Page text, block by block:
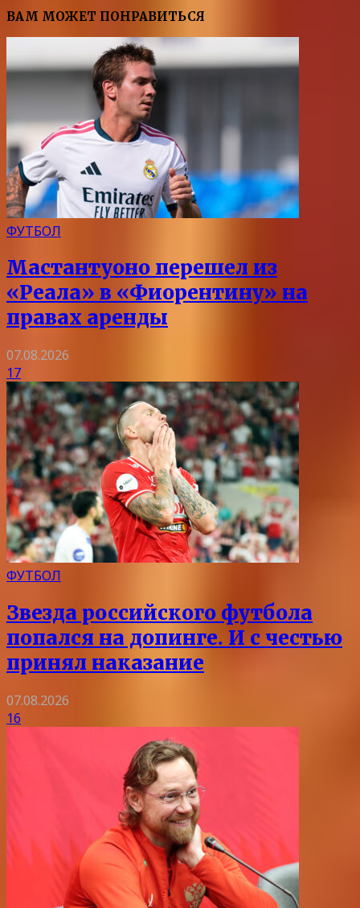
ВАМ МОЖЕТ ПОНРАВИТЬСЯ
ФУТБОЛ
Мастантуоно перешел из
«Реала» в «Фиорентину» на
правах аренды
07.08.2026
17
ФУТБОЛ
Звезда российского футбола
попался на допинге. И с честью
принял наказание
07.08.2026
16